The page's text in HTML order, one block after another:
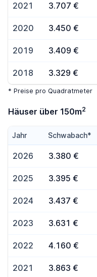
2021 3.707 €
2020 3.450 €
2019 3.409 €
2018 3.329 €
* Preise pro Quadratmeter
Häuser über 150m2
Jahr Schwabach*
2026 3.380 €
2025 3.395 €
2024 3.437 €
2023 3.631 €
2022 4.160 €
2021 3.863 €